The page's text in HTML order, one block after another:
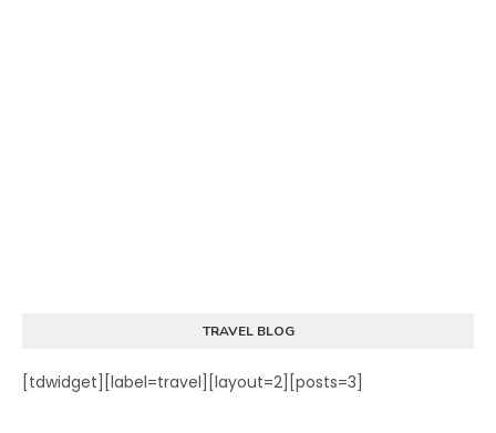
TRAVEL BLOG
[tdwidget][label=travel][layout=2][posts=3]